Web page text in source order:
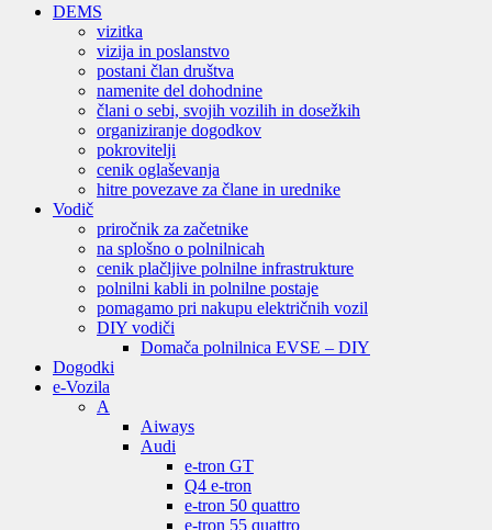
DEMS
vizitka
vizija in poslanstvo
postani član društva
namenite del dohodnine
člani o sebi, svojih vozilih in dosežkih
organiziranje dogodkov
pokrovitelji
cenik oglaševanja
hitre povezave za člane in urednike
Vodič
priročnik za začetnike
na splošno o polnilnicah
cenik plačljive polnilne infrastrukture
polnilni kabli in polnilne postaje
pomagamo pri nakupu električnih vozil
DIY vodiči
Domača polnilnica EVSE – DIY
Dogodki
e-Vozila
A
Aiways
Audi
e-tron GT
Q4 e-tron
e-tron 50 quattro
e-tron 55 quattro